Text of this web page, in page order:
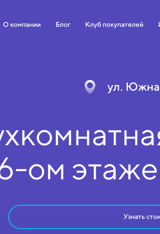
О компании Блог Клуб покупателей
ул.
ом этаже
Узнать